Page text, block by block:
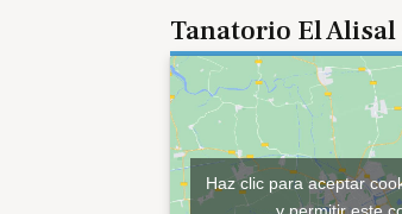
Tanatorio El
Haz clic para aceptar